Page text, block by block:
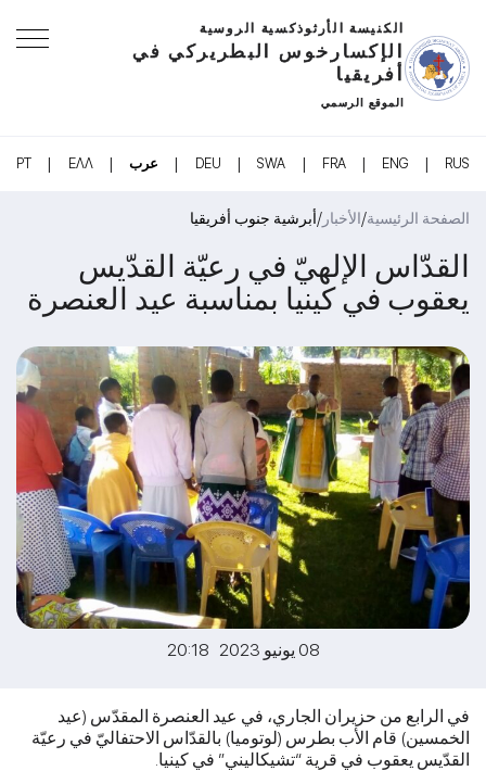
الكنيسة الأرثوذكسية الروسية
الإكسارخوس البطريركي في
أفريقيا
الموقع الرسمي
RUS
|
ENG
|
FRA
|
SWA
|
DEU
| عرب |
ΕΛΛ
|
PT
الصفحة الرئيسية/الأخبار /أبرشية جنوب أفريقيا
القدّاس الإلهيّ في رعيّة القدّيس
يعقوب في كينيا بمناسبة عيد العنصرة
08 يونيو 2023 20:18
في الرابع من حزيران الجاري، في عيد العنصرة المقدّس (عيد
الخمسين) قام الأب بطرس (لوتوميا) بالقدّاس الاحتفاليّ في رعيّة
القدّيس يعقوب في قرية “تشيكاليني” في كينيا.